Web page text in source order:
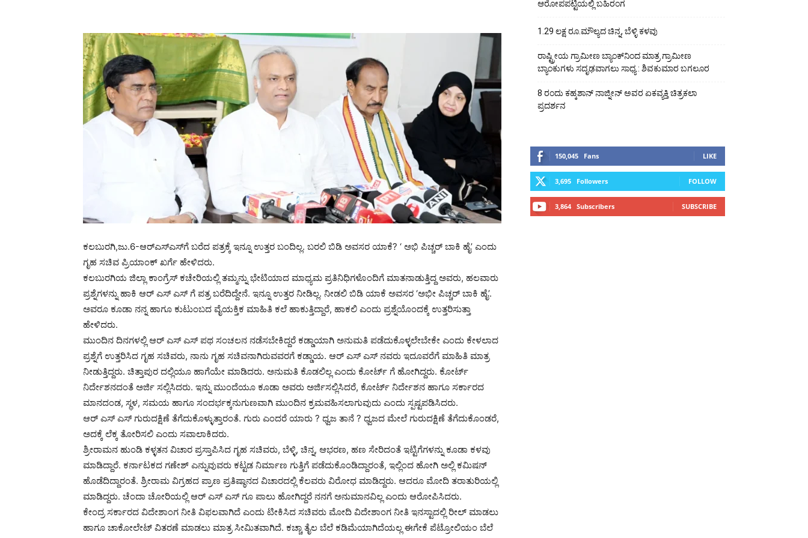
ಕಲಬುರಗಿ,ಜು.6-ಆರ್‍ಎಸ್‍ಎಸ್‍ಗೆ ಬರೆದ ಪತ್ರಕ್ಕೆ ಇನ್ನೂ ಉತ್ತರ ಬಂದಿಲ್ಲ. ಬರಲಿ ಬಿಡಿ ಅವಸರ ಯಾಕೆ? ‘ ಅಭಿ ಪಿಚ್ಚರ್ ಬಾಕಿ ಹೈ’ ಎಂದು
ಗೃಹ ಸಚಿವ ಪ್ರಿಯಾಂಕ್ ಖರ್ಗೆ ಹೇಳಿದರು.
ಕಲಬುರಗಿಯ ಜಿಲ್ಲಾ ಕಾಂಗ್ರೆಸ್ ಕಚೇರಿಯಲ್ಲಿ ತಮ್ಮನ್ನು ಭೇಟಿಯಾದ ಮಾಧ್ಯಮ ಪ್ರತಿನಿಧಿಗಳೊಂದಿಗೆ ಮಾತನಾಡುತ್ತಿದ್ದ ಅವರು, ಹಲವಾರು
ಪ್ರಶ್ನೆಗಳನ್ನು ಹಾಕಿ ಆರ್ ಎಸ್ ಎಸ್ ಗೆ ಪತ್ರ ಬರೆದಿದ್ದೇನೆ. ಇನ್ನೂ ಉತ್ತರ ನೀಡಿಲ್ಲ. ನೀಡಲಿ ಬಿಡಿ ಯಾಕೆ ಅವಸರ ‘ಅಭೀ ಪಿಚ್ಚರ್ ಬಾಕಿ ಹೈ’.
ಅವರೂ ಕೂಡಾ ನನ್ನ ಹಾಗೂ ಕುಟುಂಬದ ವೈಯಕ್ತಿಕ ಮಾಹಿತಿ ಕಲೆ ಹಾಕುತ್ತಿದ್ದಾರೆ, ಹಾಕಲಿ ಎಂದು ಪ್ರಶ್ನೆಯೊಂದಕ್ಕೆ ಉತ್ತರಿಸುತ್ತಾ
ಹೇಳಿದರು.
ಮುಂದಿನ ದಿನಗಳಲ್ಲಿ ಆರ್ ಎಸ್ ಎಸ್ ಪಥ ಸಂಚಲನ ನಡೆಸಬೇಕಿದ್ದರೆ ಕಡ್ಡಾಯಾಗಿ ಅನುಮತಿ ಪಡೆದುಕೊಳ್ಳಲೇಬೇಕೇ ಎಂದು ಕೇಳಲಾದ
ಪ್ರಶ್ನೆಗೆ ಉತ್ತರಿಸಿದ ಗೃಹ ಸಚಿವರು, ನಾನು ಗೃಹ ಸಚಿವನಾಗಿರುವವರಗೆ ಕಡ್ಡಾಯ. ಆರ್ ಎಸ್ ಎಸ್ ನವರು ಇದೂವರೆಗೆ ಮಾಹಿತಿ ಮಾತ್ರ
ನೀಡುತ್ತಿದ್ದರು. ಚಿತ್ತಾಪುರ ದಲ್ಲಿಯೂ ಹಾಗೆಯೇ ಮಾಡಿದರು. ಅನುಮತಿ ಕೊಡಲಿಲ್ಲ ಎಂದು ಕೋರ್ಟ್ ಗೆ ಹೋಗಿದ್ದರು. ಕೋರ್ಟ್
ನಿರ್ದೇಶನದಂತೆ ಅರ್ಜಿ ಸಲ್ಲಿಸಿದರು. ಇನ್ನು ಮುಂದೆಯೂ ಕೂಡಾ ಅವರು ಅರ್ಜಿಸಲ್ಲಿಸಿದರೆ, ಕೋರ್ಟ್ ನಿರ್ದೇಶನ ಹಾಗೂ ಸರ್ಕಾರದ
ಮಾನದಂಡ, ಸ್ಥಳ, ಸಮಯ ಹಾಗೂ ಸಂದರ್ಭಕ್ಕನುಗುಣವಾಗಿ ಮುಂದಿನ ಕ್ರಮವಹಿಸಲಾಗುವುದು ಎಂದು ಸ್ಪಷ್ಟಪಡಿಸಿದರು.
ಆರ್ ಎಸ್ ಎಸ್ ಗುರುದಕ್ಷಿಣೆ ತೆಗೆದುಕೊಳ್ಳುತ್ತಾರಂತೆ. ಗುರು ಎಂದರೆ ಯಾರು ? ಧ್ವಜ ತಾನೆ ? ಧ್ವಜದ ಮೇಲೆ ಗುರುದಕ್ಷಿಣೆ ತೆಗೆದುಕೊಂಡರೆ,
ಅದಕ್ಕೆ ಲೆಕ್ಕ ತೋರಿಸಲಿ ಎಂದು ಸವಾಲಾಕಿದರು.
ಶ್ರೀರಾಮನ ಹುಂಡಿ ಕಳ್ಳತನ ವಿಚಾರ ಪ್ರಸ್ತಾಪಿಸಿದ ಗೃಹ ಸಚಿವರು, ಬೆಳ್ಳಿ, ಚಿನ್ನ, ಆಭರಣ, ಹಣ ಸೇರಿದಂತೆ ಇಟ್ಟಿಗೆಗಳನ್ನು ಕೂಡಾ ಕಳವು
ಮಾಡಿದ್ದಾರೆ. ಕರ್ನಾಟಕದ ಗಣೇಶ್ ಎನ್ನುವುವರು ಕಟ್ಟಡ ನಿರ್ಮಾಣ ಗುತ್ತಿಗೆ ಪಡೆದುಕೊಂಡಿದ್ದಾರಂತೆ, ಇಲ್ಲಿಂದ ಹೋಗಿ ಅಲ್ಲಿ ಕಮಿಷನ್
ಹೊಡೆದಿದ್ದಾರಂತೆ. ಶ್ರೀರಾಮ ವಿಗ್ರಹದ ಪ್ರಾಣ ಪ್ರತಿಷ್ಠಾನದ ವಿಚಾರದಲ್ಲಿ ಕೆಲವರು ವಿರೋಧ ಮಾಡಿದ್ದರು. ಆದರೂ ಮೋದಿ ತರಾತುರಿಯಲ್ಲಿ
ಮಾಡಿದ್ದರು. ಚೆಂದಾ ಚೋರಿಯಲ್ಲಿ ಆರ್ ಎಸ್ ಎಸ್ ಗೂ ಪಾಲು ಹೋಗಿದ್ದರೆ ನನಗೆ ಅನುಮಾನವಿಲ್ಲ ಎಂದು ಆರೋಪಿಸಿದರು.
ಕೇಂದ್ರ ಸರ್ಕಾರದ ವಿದೇಶಾಂಗ ನೀತಿ ವಿಫಲವಾಗಿದೆ ಎಂದು ಟೀಕಿಸಿದ ಸಚಿವರು ಮೋದಿ ವಿದೇಶಾಂಗ ನೀತಿ ಇನಸ್ಟಾದಲ್ಲಿ ರೀಲ್ ಮಾಡಲು
ಹಾಗೂ ಚಾಕೋಲೇಟ್ ವಿತರಣೆ ಮಾಡಲು ಮಾತ್ರ ಸೀಮಿತವಾಗಿದೆ. ಕಚ್ಚಾ ತೈಲ ಬೆಲೆ ಕಡಿಮೆಯಾಗಿದೆಯಲ್ಲ ಈಗೇಕೆ ಪೆಟ್ರೋಲಿಯಂ ಬೆಲೆ
ಆರೋಪಪಟ್ಟಿಯಲ್ಲಿ ಬಹಿರಂಗ
1.29 ಲಕ್ಷ ರೂ.ಮೌಲ್ಯದ ಚಿನ್ನ, ಬೆಳ್ಳಿ ಕಳವು
ರಾಷ್ಟ್ರೀಯ ಗ್ರಾಮೀಣ ಬ್ಯಾಂಕ್‍ನಿಂದ ಮಾತ್ರ ಗ್ರಾಮೀಣ
ಬ್ಯಾಂಕುಗಳು ಸದೃಢವಾಗಲು ಸಾಧ್ಯ : ಶಿವಕುಮಾರ ಬಗಲೂರ
8 ರಂದು ಕಹ್ಕಶಾನ್ ನಾಜ್ನೀನ್ ಅವರ ಏಕವ್ಯಕ್ತಿ ಚಿತ್ರಕಲಾ
ಪ್ರದರ್ಶನ
150,045 Fans LIKE
3,695 Followers FOLLOW
3,864 Subscribers SUBSCRIBE